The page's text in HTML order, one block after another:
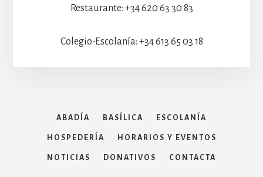
Restaurante: +34 620 63 30 83
Colegio-Escolanía: +34 613 65 03 18
ABADÍA BASÍLICA ESCOLANÍA
HOSPEDERÍA HORARIOS Y EVENTOS
NOTICIAS DONATIVOS CONTACTA